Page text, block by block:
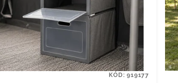
KÓD:919177